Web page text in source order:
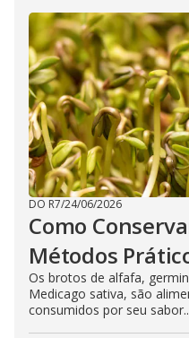
DO R7/24/06/2026
Como
Métodos
Os brotos de alfafa,
Medicago sativa, são
consumidos por seu